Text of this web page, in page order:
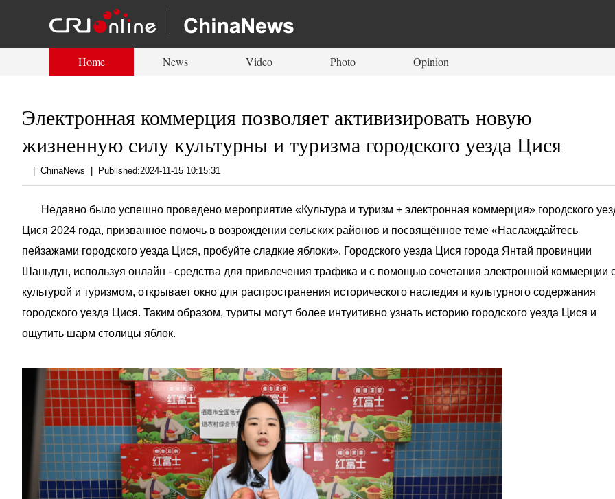
Home News Video Photo Opinion
Электронная коммерция позволяет активизировать новую
жизненную силу культурны и туризма городского уезда Цися
ChinaNews Published:2024-11-15 10:15:31
Недавно было успешно проведено мероприятие «Культура и туризм + электронная коммерция» городского
Цися 2024 года, призванное помочь в возрождении сельских районов и посвящённое теме «Наслаждайтесь
пейзажами городского уезда Цися, пробуйте сладкие яблоки». Городского уезда Цися города Янтай провинции
Шаньдун, используя онлайн - средства для привлечения трафика и с помощью сочетания электронной коммерции
культурой и туризмом, открывает окно для распространения исторического наследия и культурного содержания
городского уезда Цися. Таким образом, туриты могут более интуитивно узнать историю городского уезда Цися и
ощутить шарм столицы яблок.